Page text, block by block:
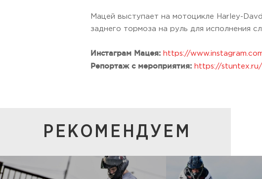
Мацей выступает на мотоцикле Harley-
заднего тормоза на руль для исполнения
Инстаграм Мацея: https://
Репортаж с мероприятия: https://
РЕКОМЕНДУЕМ